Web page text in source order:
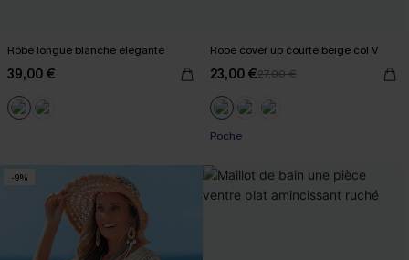
Robe longue blanche élégante
39,00 €
Robe cover up courte beige col V
23,00 €27,00 €
Poche
-9%